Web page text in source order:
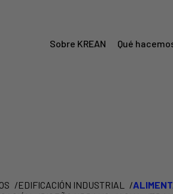
Sobre KREAN Qué
EDIFICACIÓN INDUSTRIAL